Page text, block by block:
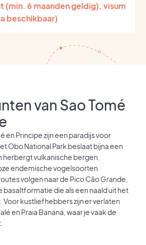
(min. 6 maanden geldig), visum
beschikbaar)
van Sao Tomé
en Principe zijn een paradijs voor
Obo National Park beslaat bijna een
herbergt vulkanische bergen,
endemische vogelsoorten.
volgen naar de Pico Cão Grande,
die als een naald uit het
kustliefhebbers zijn er verlaten
en Praia Banana, waar je vaak de